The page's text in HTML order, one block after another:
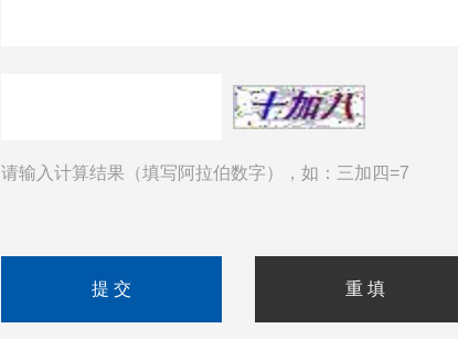
请输入计算结果（填写阿拉伯数字），如：三加四=7